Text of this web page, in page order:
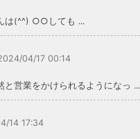
は(^^) ○○しても ...
04/17 00:14
と営業をかけられるようになっ ...
14 17:34